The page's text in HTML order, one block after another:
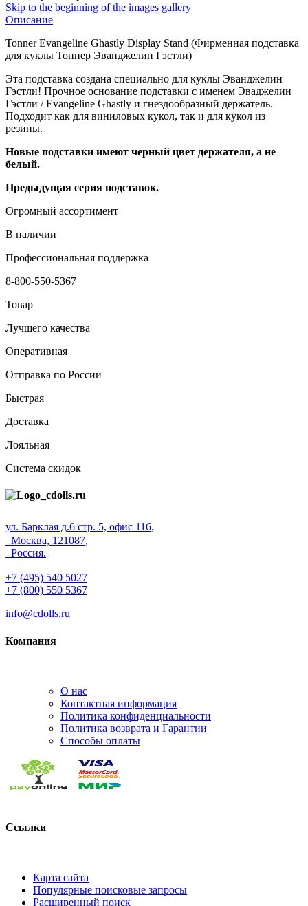
Skip to the beginning of the images gallery
Описание
Tonner Evangeline Ghastly Display Stand (Фирменная подставка
для куклы Тоннер Эванджелин Гэстли)
Эта подставка создана специально для куклы Эванджелин
Гэстли! Прочное основание подставки с именем Эваджелин
Гэстли / Evangeline Ghastly и гнездообразный держатель.
Подходит как для виниловых кукол, так и для кукол из
резины.
Новые подставки имеют черный цвет держателя, а не
белый.
Предыдущая серия подставок.
Огромный ассортимент
В наличии
Профессиональная поддержка
8-800-550-5367
Товар
Лучшего качества
Оперативная
Отправка по России
Быстрая
Доставка
Лояльная
Система скидок
ул. Барклая д.6 стр. 5, офис 116,
Москва, 121087,
Россия.
+7 (495) 540 5027
+7 (800) 550 5367
info@cdolls.ru
Компания
О нас
Контактная информация
Политика конфиденциальности
Политика возврата и Гарантии
Способы оплаты
Ссылки
Карта сайта
Популярные поисковые запросы
Расширенный поиск